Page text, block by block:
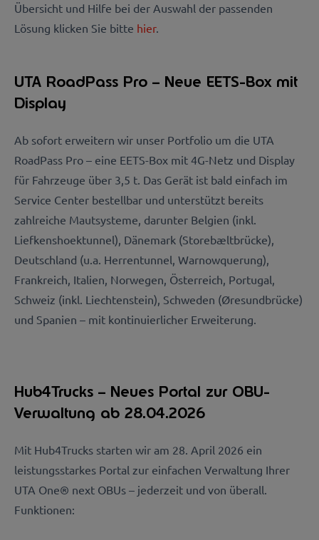
Übersicht und Hilfe bei der Auswahl der passenden
Lösung klicken Sie bitte hier.
UTA RoadPass Pro – Neue EETS-Box mit
Display
Ab sofort erweitern wir unser Portfolio um die UTA
RoadPass Pro – eine EETS-Box mit 4G-Netz und Display
für Fahrzeuge über 3,5 t. Das Gerät ist bald einfach im
Service Center bestellbar und unterstützt bereits
zahlreiche Mautsysteme, darunter Belgien (inkl.
Liefkenshoektunnel), Dänemark (Storebæltbrücke),
Deutschland (u.a. Herrentunnel, Warnowquerung),
Frankreich, Italien, Norwegen, Österreich, Portugal,
Schweiz (inkl. Liechtenstein), Schweden (Øresundbrücke)
und Spanien – mit kontinuierlicher Erweiterung.
Hub4Trucks – Neues Portal zur OBU-
Verwaltung ab 28.04.2026
Mit Hub4Trucks starten wir am 28. April 2026 ein
leistungsstarkes Portal zur einfachen Verwaltung Ihrer
UTA One® next OBUs – jederzeit und von überall.
Funktionen: